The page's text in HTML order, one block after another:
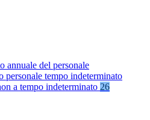
annuale del personale
personale tempo indeterminato
a tempo indeterminato 26